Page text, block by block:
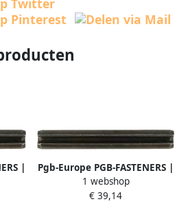
|
Ø 3
Pgb-Europe PGB-FASTENERS |
Spanstift zwaar DIN 1481 Ø
12 0x100 | 25 st
1 webshop
€ 39,14